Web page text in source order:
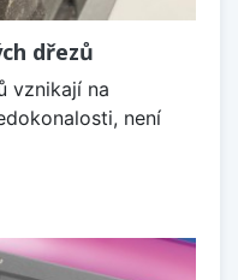
dřezů
vznikají na
není